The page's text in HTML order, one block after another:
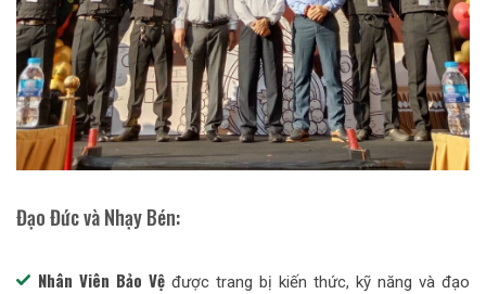
Đạo Đức và Nhạy Bén:
Nhân Viên Bảo Vệ được trang bị kiến thức, kỹ năng và đạo